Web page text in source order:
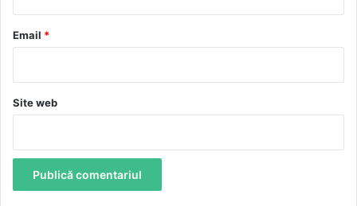
*
Email *
Site web